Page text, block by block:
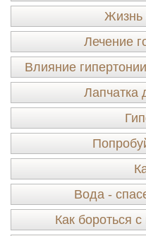
Жизнь
Лечение
Влияние
Лапчатка
Вода -
Как бороться